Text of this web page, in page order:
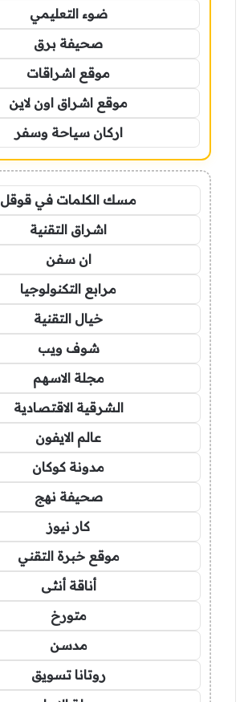
ضوء التعليمي
صحيفة برق
موقع اشراقات
موقع اشراق اون لاين
اركان سياحة وسفر
مسك الكلمات في قوقل
اشراق التقنية
ان سفن
مرابع التكنولوجيا
خيال التقنية
شوف ويب
مجلة الاسهم
الشرقية الاقتصادية
عالم الايفون
مدونة كوكان
صحيفة نهج
كار نيوز
موقع خبرة التقني
أناقة أنثى
متورخ
مدسن
روتانا تسويق